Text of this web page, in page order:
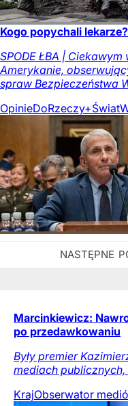
Kogo popychali lekarze?
SPODE ŁBA |
Amerykanie,
spraw Bezpieczeństwa
OpinieDoRzeczy+Świat
Marcinkiewicz:
po przedawkowaniu
Były premier
mediach
KrajObserwator